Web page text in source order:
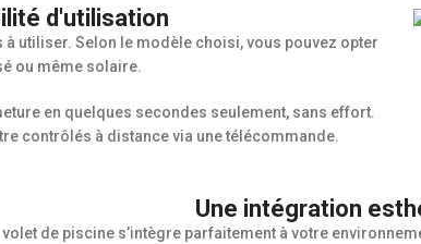
d'utilisation
utiliser. Selon le modèle choisi, vous pouvez opter
ou même solaire.
en quelques secondes seulement, sans effort.
contrôlés à distance via une télécommande.
Une intégration
volet de piscine s’intègre parfaitement à votre